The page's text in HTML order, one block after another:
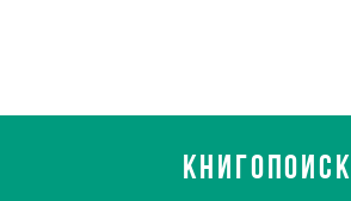
КНИГОПОИСК